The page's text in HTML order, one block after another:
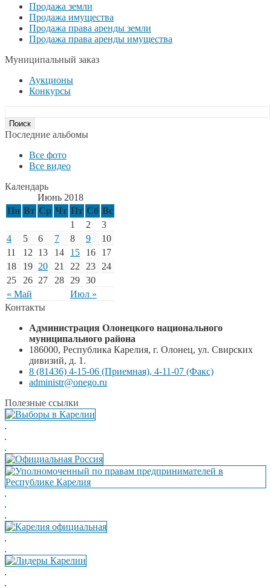
Продажа земли
Продажа имущества
Продажа права аренды земли
Продажа права аренды имущества
Муниципальный заказ
Аукционы
Конкурсы
Последние альбомы
Все фото
Все видео
Календарь
Июнь 2018
Пн Вт Ср Чт Пт Сб Вс
« Май Июл »
1 2
3
4
5 6 7 8 9
10
11
12 13 14 15 16
17
18
19 20 21 22 23
24
25
26 27 28 29 30
Контакты
Администрация Олонецкого национального
муниципального района
186000, Республика Карелия, г. Олонец, ул. Свирских
дивизий, д. 1.
8 (81436) 4-15-06 (Приемная), 4-11-07 (Факс)
administr@onego.ru
Полезные ссылки